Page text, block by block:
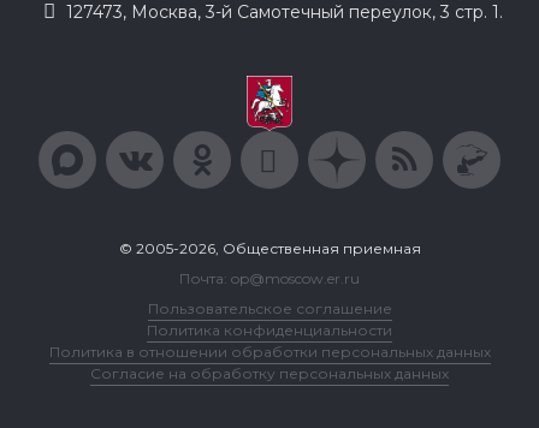
127473, Москва, 3-й Самотечный переулок, 3 стр. 1.
© 2005-2026, Общественная приемная
Почта: op@moscow.er.ru
Пользовательское соглашение
Политика конфиденциальности
Политика в отношении обработки персональных данных
Согласие на обработку персональных данных